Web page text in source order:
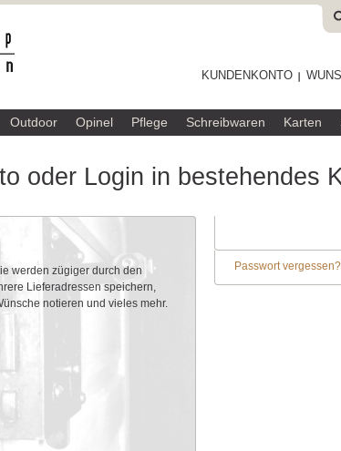
KUNDENKONTO
Outdoor Opinel Pflege Schreibwaren Karten
oder Login in bestehendes
werden zügiger durch den
Lieferadressen speichern,
notieren und vieles mehr.
Passwort vergessen?